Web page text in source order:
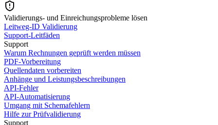
Validierungs- und Einreichungsprobleme lösen
Leitweg-ID Validierung
Support-Leitfäden
Support
Warum Rechnungen geprüft werden müssen
PDF-Vorbereitung
Quellendaten vorbereiten
Anhänge und Leistungsbeschreibungen
API-Fehler
API-Automatisierung
Umgang mit Schemafehlern
Hilfe zur Prüfvalidierung
Support